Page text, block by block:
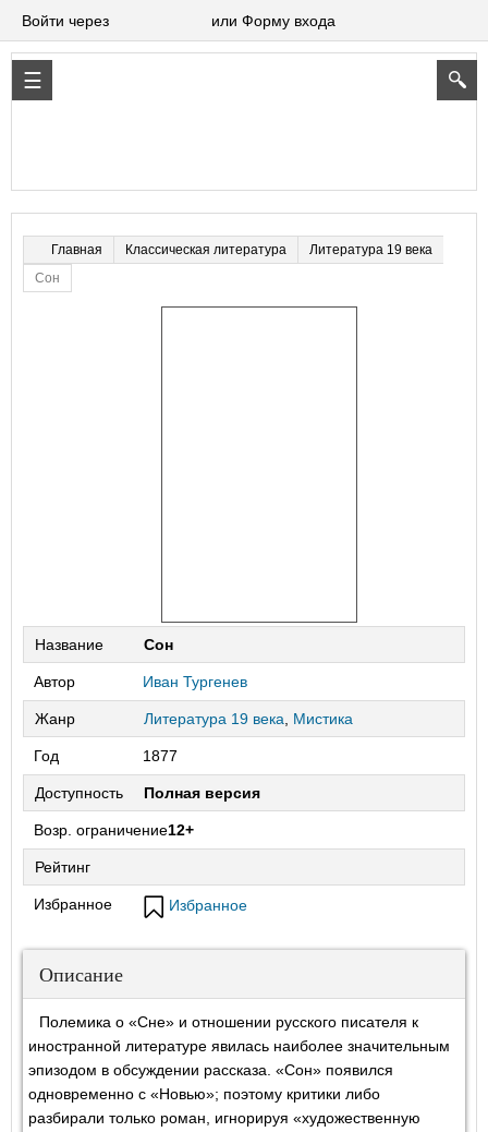
Войти через или Форму входа
Главная Классическая литература
Литература 19 века
Сон
Название Сон
Автор Иван Тургенев
Жанр Литература 19 века Мистика
Год 1877
Доступность Полная версия
Возр. ограничение12+
Рейтинг
Избранное Избранное
Описание
Полемика о «Сне» и отношении русского писателя к
иностранной литературе явилась наиболее значительным
эпизодом в обсуждении рассказа. «Сон» появился
одновременно с «Новью»; поэтому критики либо
разбирали только роман, игнорируя «художественную